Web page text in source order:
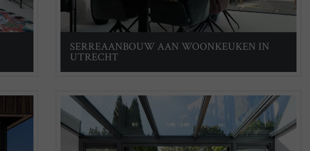
SERREAANBOUW AAN WOONKEUKEN IN
UTRECHT